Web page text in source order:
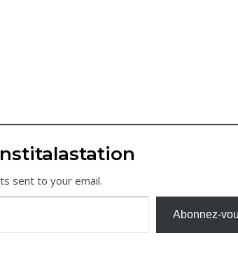
sent to your email.
Abonnez-